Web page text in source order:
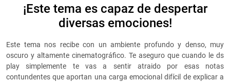
¡Este tema es capaz de despertar
diversas emociones!
Este tema nos recibe con un ambiente profundo y denso, muy
oscuro y altamente cinematográfico. Te aseguro que cuando le ds
play simplemente te vas a sentir atraido por esas notas
contundentes que aportan una carga emocional difícil de explicar a